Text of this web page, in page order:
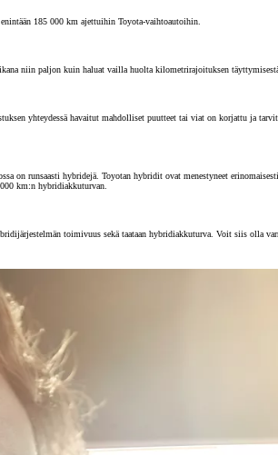
185 000 km ajettuihin Toyota-vaihtoautoihin.
niin paljon kuin haluat vailla huolta kilometrirajoituksen
yhteydessä havaitut mahdolliset puutteet tai viat on korjattu ja
runsaasti hybridejä. Toyotan hybridit ovat menestyneet
km:n hybridiakkuturvan.
toimivuus sekä taataan hybridiakkuturva. Voit siis olla